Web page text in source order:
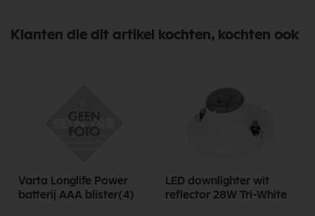
Klanten die dit artikel kochten, kochten ook
Varta Longlife Power
batterij AAA blister(4)
LED downlighter wit
reflector 28W Tri-White